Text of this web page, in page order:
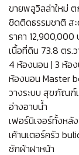
ขายพลูวิลล่าใหม่
ชิดติดธรรมชาติ ส
ราคา 12,900,000
เนื้อที่ดิน 73.8 ตร.ว
4 ห้องนอน | 3 ห้อ
ห้องนอน Master
วางระบบ สุขภัณ
อ่างอาบน้ำ
เฟอร์นิเจอร์ทั้งหลัง
เค้านเตอร์ครัว
ซักผ้าฝาหน้า